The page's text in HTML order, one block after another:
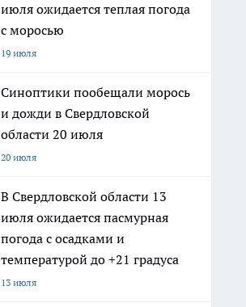
июля ожидается теплая погода
с моросью
19 июля
Синоптики пообещали морось
и дожди в Свердловской
области 20 июля
20 июля
В Свердловской области 13
июля ожидается пасмурная
погода с осадками и
температурой до +21 градуса
13 июля